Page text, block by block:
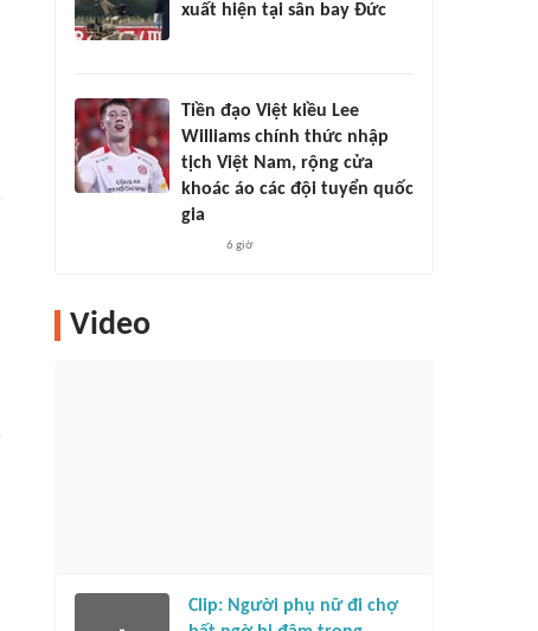
xuất hiện tại sân bay Đức
Tiền đạo Việt kiều Lee
Williams chính thức nhập
tịch Việt Nam, rộng cửa
khoác áo các đội tuyển quốc
gia
6 giờ
Video
Clip: Người phụ nữ đi chợ